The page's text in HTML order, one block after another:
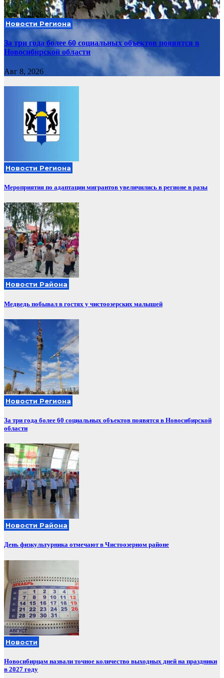
Авг 8, 2026
Новости Региона
За три года более 60 социальных объектов появятся в
Новосибирской области
Авг 8, 2026
Новости Региона
Мероприятия по адаптации мигрантов увеличились в регионе в разы
Новости Района
Медведь побывал в гостях у чистоозерских малышей
Новости Региона
За три года более 60 социальных объектов появятся в Новосибирской
области
Новости Района
День физкультурника отмечают в Чистоозерном районе
Новости
Новосибирцам назвали точное количество выходных дней на праздники
в 2027 году